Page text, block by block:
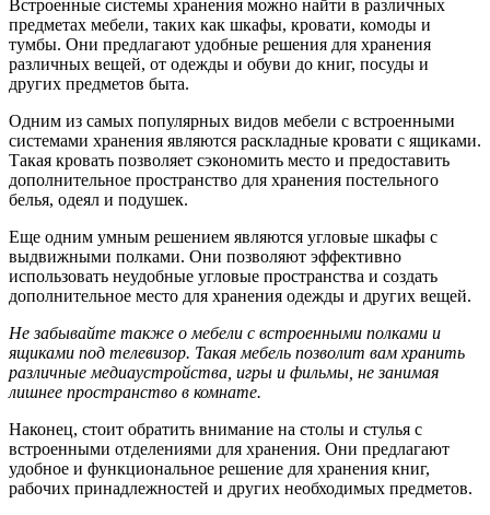
Встроенные системы хранения можно найти в различных
предметах мебели, таких как шкафы, кровати, комоды и
тумбы. Они предлагают удобные решения для хранения
различных вещей, от одежды и обуви до книг, посуды и
других предметов быта.
Одним из самых популярных видов мебели с встроенными
системами хранения являются раскладные кровати с ящиками.
Такая кровать позволяет сэкономить место и предоставить
дополнительное пространство для хранения постельного
белья, одеял и подушек.
Еще одним умным решением являются угловые шкафы с
выдвижными полками. Они позволяют эффективно
использовать неудобные угловые пространства и создать
дополнительное место для хранения одежды и других вещей.
Не забывайте также о мебели с встроенными полками и
ящиками под телевизор. Такая мебель позволит вам хранить
различные медиаустройства, игры и фильмы, не занимая
лишнее пространство в комнате.
Наконец, стоит обратить внимание на столы и стулья с
встроенными отделениями для хранения. Они предлагают
удобное и функциональное решение для хранения книг,
рабочих принадлежностей и других необходимых предметов.